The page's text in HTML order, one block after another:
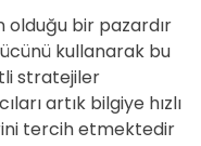
olduğu bir pazardır
kullanarak bu
stratejiler
artık bilgiye hızlı
tercih etmektedir